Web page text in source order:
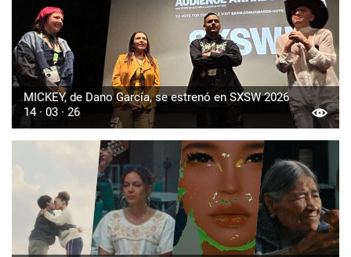
MICKEY, de Dano García, se estrenó en SXSW 2026
14 · 03 · 26